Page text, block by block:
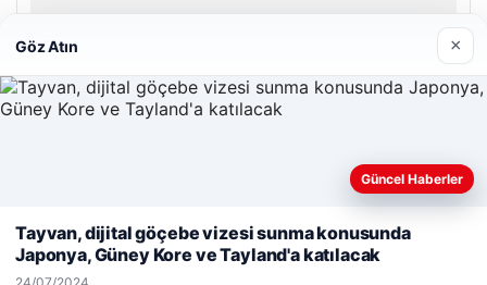
Web sitemizi nasıl kullandığınızı daha iyi anlayabilmek,
kullanıyoruz.Çerez Politikamız
Reddet Kabul Et
Göz Atın ×
Güncel Haberler
Tayvan, dijital göçebe vizesi sunma konusunda
Japonya, Güney Kore ve Tayland'a katılacak